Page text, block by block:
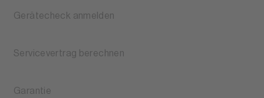
Gerätecheck anmelden
Servicevertrag berechnen
Garantie